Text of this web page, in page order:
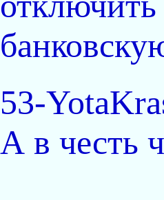
53-
А в честь